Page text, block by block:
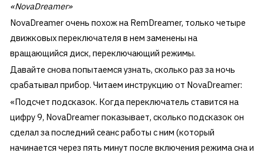
«NovaDreamer»
NovaDreamer очень похож на RemDreamer, только четыре
движковых переключателя в нем заменены на
вращающийся диск, переключающий режимы.
Давайте снова попытаемся узнать, сколько раз за ночь
срабатывал прибор. Читаем инструкцию от NovaDreamer:
«Подсчет подсказок. Когда переключатель ставится на
цифру 9, NovaDreamer показывает, сколько подсказок он
сделал за последний сеанс работы с ним (который
начинается через пять минут после включения режима сна и